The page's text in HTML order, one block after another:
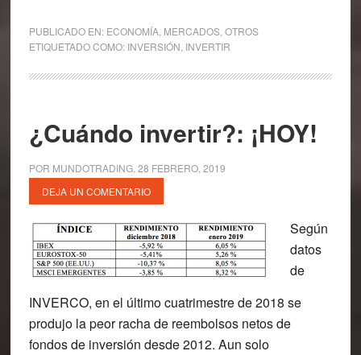
PUBLICADO EN: ECONOMÍA, MERCADOS, OTROS
ETIQUETADO COMO: INVERSIÓN INVERTIR
¿Cuándo invertir?: ¡HOY!
POR MUNDOTRADING. 28 FEBRERO, 2019
DEJA UN COMENTARIO
Según
datos
de
INVERCO, en el último cuatrimestre de 2018 se
produjo la peor racha de reembolsos netos de
fondos de inversión desde 2012. Aun solo